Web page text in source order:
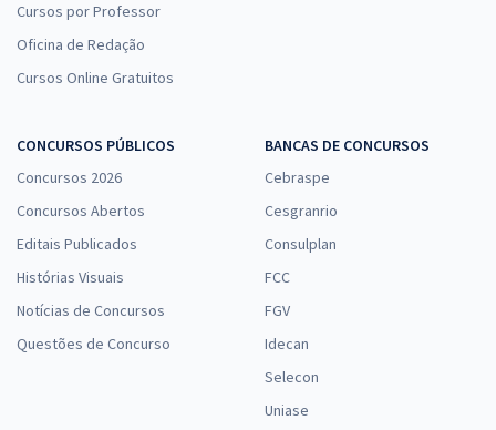
Cursos por Professor
Oficina de Redação
Cursos Online Gratuitos
CONCURSOS PÚBLICOS
Concursos 2026
Concursos Abertos
Editais Publicados
Histórias Visuais
Notícias de Concursos
Questões de Concurso
BANCAS DE CONCURSOS
Cebraspe
Cesgranrio
Consulplan
FCC
FGV
Idecan
Selecon
Uniase